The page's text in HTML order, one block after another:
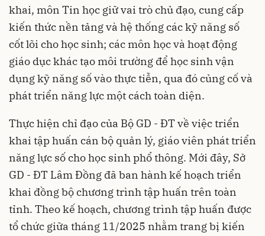
khai, môn Tin học giữ vai trò chủ đạo, cung cấp
kiến thức nền tảng và hệ thống các kỹ năng số
cốt lõi cho học sinh; các môn học và hoạt động
giáo dục khác tạo môi trường để học sinh vận
dụng kỹ năng số vào thực tiễn, qua đó củng cố và
phát triển năng lực một cách toàn diện.
Thực hiện chỉ đạo của Bộ GD - ĐT về việc triển
khai tập huấn cán bộ quản lý, giáo viên phát triển
năng lực số cho học sinh phổ thông. Mới đây, Sở
GD - ĐT Lâm Đồng đã ban hành kế hoạch triển
khai đồng bộ chương trình tập huấn trên toàn
tỉnh. Theo kế hoạch, chương trình tập huấn được
tổ chức giữa tháng 11/2025 nhằm trang bị kiến